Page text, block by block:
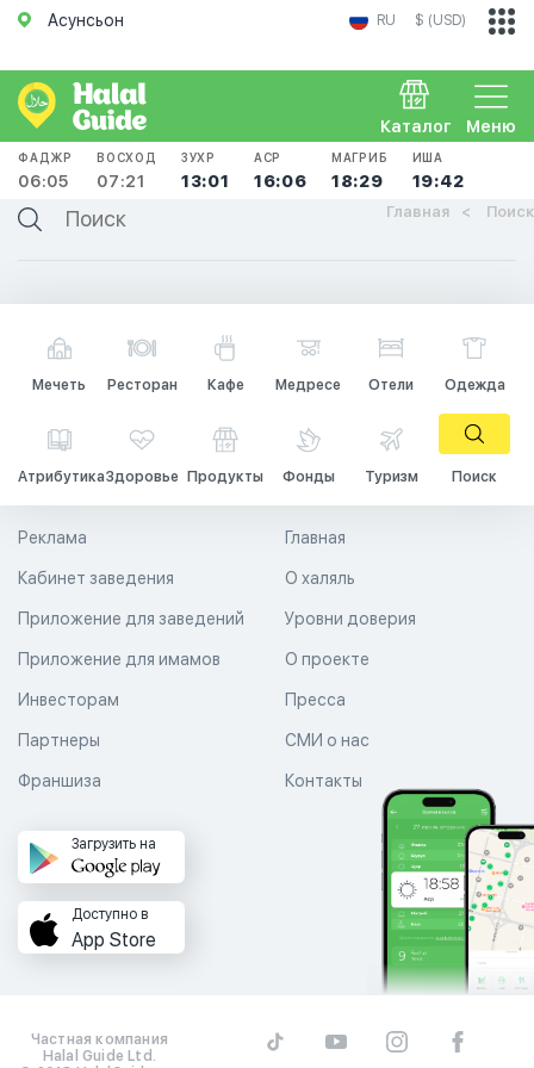
Асунсьон RU $ (USD)
Меню
Каталог
ФАДЖР
06:05
ВОСХОД
07:21
ЗУХР
13:01
АСР
16:06
МАГРИБ
18:29
ИША
19:42
Главная Поиск
Мечеть Ресторан Кафе Медресе Отели Одежда
АтрибутикаЗдоровье Продукты Фонды Туризм Поиск
Главная
О халяль
Уровни доверия
Реклама
Кабинет заведения
Приложение для заведений
Приложение для имамов О проекте
Пресса
СМИ о нас
Контакты
Инвесторам
Партнеры
Франшиза
Загрузить на
Доступно в
App Store
Частная компания
Halal Guide Ltd.